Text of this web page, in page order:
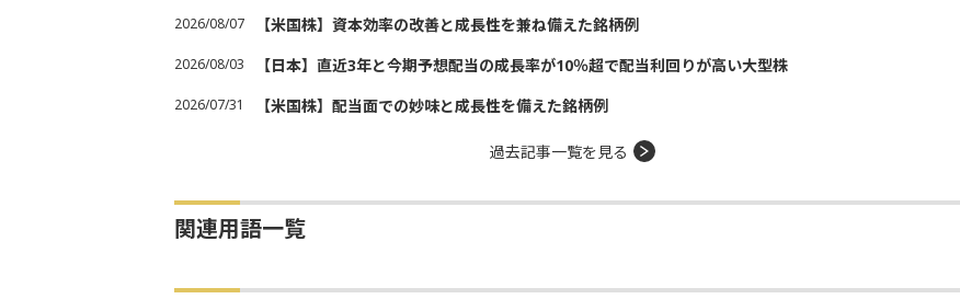
2026/08/07 【米国株】資本効率の改善と成長性を兼ね備えた銘柄例
2026/08/03 【日本】直近3年と今期予想配当の成長率が10％超で配当利回りが高い大型株
2026/07/31 【米国株】配当面での妙味と成長性を備えた銘柄例
過去記事一覧を見る
関連用語一覧